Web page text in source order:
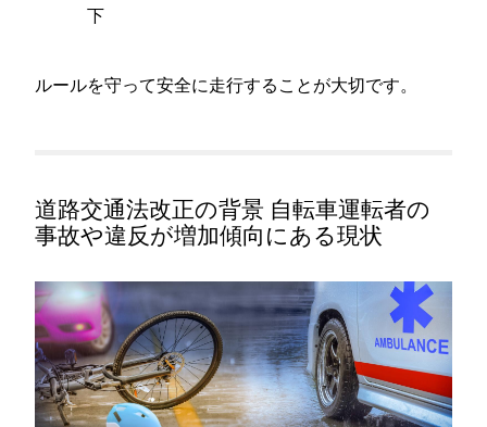
下
ルールを守って安全に走行することが大切です。
道路交通法改正の背景 自転車運転者の
事故や違反が増加傾向にある現状